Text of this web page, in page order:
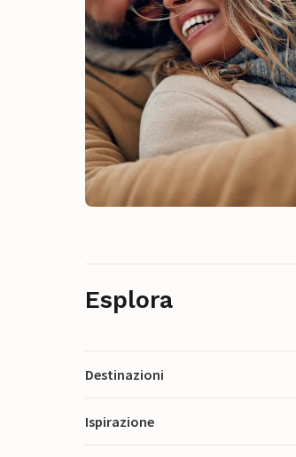
Esplora
Destinazioni
Ispirazione